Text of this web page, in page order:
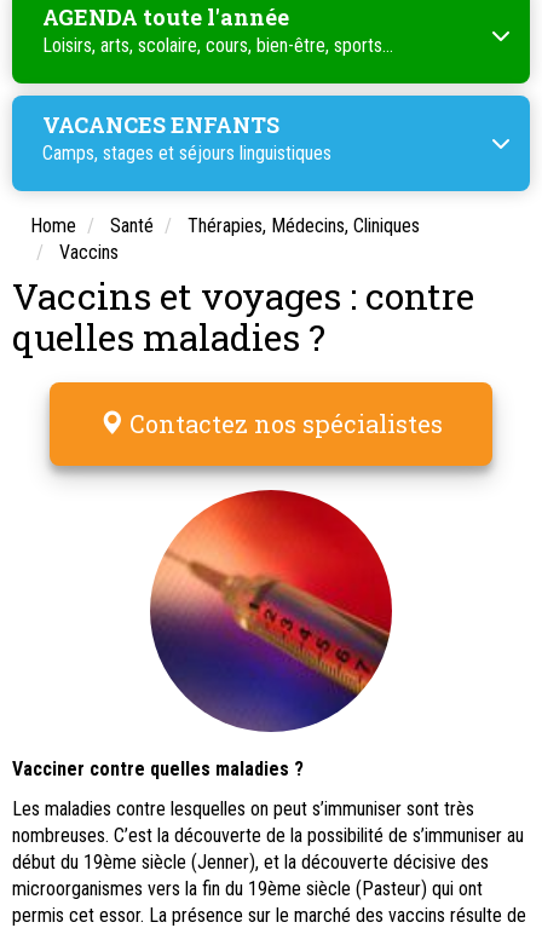
AGENDA toute l'année
Loisirs, arts, scolaire, cours, bien-être, sports...
VACANCES ENFANTS
Camps, stages et séjours linguistiques
Home Santé
Thérapies, Médecins, Cliniques
Vaccins
Vaccins et voyages : contre
quelles maladies ?
Contactez nos spécialistes
Vacciner contre quelles maladies ?
Les maladies contre lesquelles on peut s’immuniser sont très
nombreuses. C’est la découverte de la possibilité de s’immuniser au
début du 19ème siècle (Jenner), et la découverte décisive des
microorganismes vers la fin du 19ème siècle (Pasteur) qui ont
permis cet essor. La présence sur le marché des vaccins résulte de